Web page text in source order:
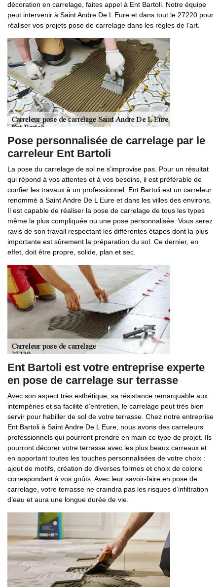
décoration en carrelage, faites appel à Ent Bartoli. Notre équipe
peut intervenir à Saint Andre De L Eure et dans tout le 27220 pour
réaliser vos projets pose de carrelage dans les règles de l’art.
Pose personnalisée de carrelage par le
carreleur Ent Bartoli
La pose du carrelage de sol ne s’improvise pas. Pour un résultat
qui répond à vos attentes et à vos besoins, il est préférable de
confier les travaux à un professionnel. Ent Bartoli est un carreleur
renommé à Saint Andre De L Eure et dans les villes des environs.
Il est capable de réaliser la pose de carrelage de tous les types
même la plus compliquée ou une pose personnalisée. Vous serez
ravis de son travail respectant les différentes étapes dont la plus
importante est sûrement la préparation du sol. Ce dernier, en
effet, doit être propre, solide, plan et sec.
Ent Bartoli est votre entreprise experte
en pose de carrelage sur terrasse
Avec son aspect très esthétique, sa résistance remarquable aux
intempéries et sa facilité d’entretien, le carrelage peut très bien
servir pour habiller de sol de votre terrasse. Chez notre entreprise
Ent Bartoli à Saint Andre De L Eure, nous avons des carreleurs
professionnels qui pourront prendre en main ce type de projet. Ils
pourront décorer votre terrasse avec les plus beaux carreaux et
en apportant toutes les touches personnalisées de votre choix :
ajout de motifs, création de diverses formes et choix de colorie
correspondant à vos goûts. Avec leur savoir-faire en pose de
carrelage, votre terrasse ne craindra pas les risques d’infiltration
d’eau et aura une longue durée de vie.